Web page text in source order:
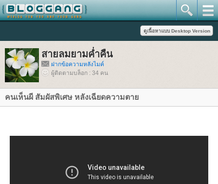
สายลมยามค่ำคืน
ฝากข้อความหลังไมค์
ผู้ติดตามบล็อก : 34 คน
คนเห็นผี สัมผัสพิเศษ หลังเฉียดความตา